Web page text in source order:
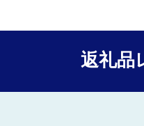
返礼品